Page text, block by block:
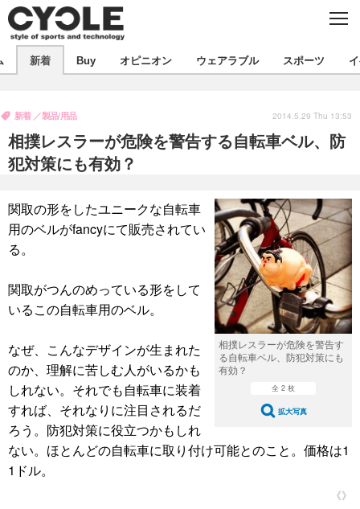
C
E
製品/用品
衣類
飲食
バックナンバー
コラム
インプレ
ボイス
デバイス
ビジネス
国内
スポーツ
選手
写真
試乗会
スポーツ
文化
出版／映画
話題
ファッション
デザイン
写真
動画
ライフ
社会
政治
ハウツー
新着 Buy オピニオン ウェアラブル スポーツ
相撲レスラーが危険を警告する自転車ベル、防
犯対策にも有効？
新着 製品/用品 2014.5.29 Thu 13:53
相撲レスラーが危険を警告す
る自転車ベル、防犯対策にも
有効？
全 2 枚
拡大写真
関取の形をしたユニークな自転車
用のベルがfancyにて販売されてい
る。
関取がつんのめっている形をして
いるこの自転車用のベル。
なぜ、こんなデザインが生まれた
のか、理解に苦しむ人がいるかも
しれない。それでも自転車に装着
すれば、それなりに注目されるだ
ろう。防犯対策に役立つかもしれ
ない。ほとんどの自転車に取り付け可能とのこと。価格は1
1ドル。
《》